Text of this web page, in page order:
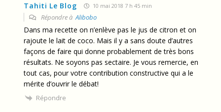
Tahiti Le Blog 10 mai 2018 7 h 45 min
Répondre àAlibobo
Dans ma recette on n’enlève pas le jus de citron et on
rajoute le lait de coco. Mais il y a sans doute d’autres
façons de faire qui donne probablement de très bons
résultats. Ne soyons pas sectaire. Je vous remercie, en
tout cas, pour votre contribution constructive qui a le
mérite d’ouvrir le débat!
Répondre